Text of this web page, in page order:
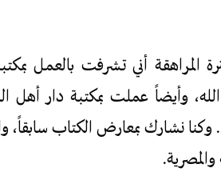
أني تشرفت بالعمل
وأيضاً عملت بمكتبة دار أهل
نشارك بمعارض الكتاب